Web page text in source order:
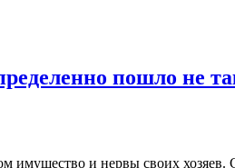
пошло не
и нервы своих